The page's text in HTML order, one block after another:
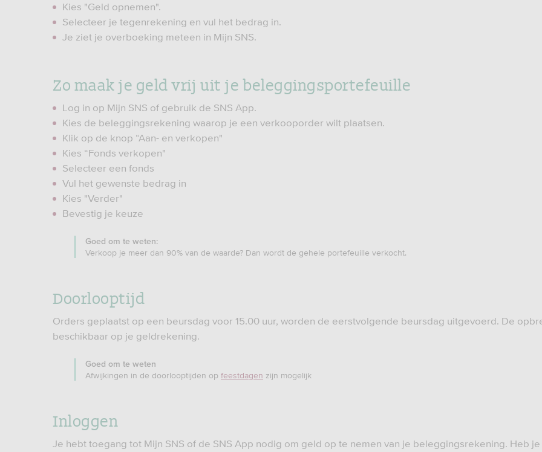
Kies "Geld opnemen".
Selecteer je tegenrekening en vul het bedrag in.
Je ziet je overboeking meteen in Mijn SNS.
Zo maak je geld vrij uit je beleggingsportefeuille
Log in op Mijn SNS of gebruik de SNS App.
Kies de beleggingsrekening waarop je een verkooporder wilt plaatsen.
Klik op de knop “Aan- en verkopen"
Kies “Fonds verkopen"
Selecteer een fonds
Vul het gewenste bedrag in
Kies "Verder"
Bevestig je keuze
Goed om te weten:
Verkoop je meer dan 90% van de waarde? Dan wordt de gehele portefeuille verkocht.
Doorlooptijd
Orders geplaatst op een beursdag voor 15.00 uur, worden de eerstvolgende beursdag uitgevoerd. De
beschikbaar op je geldrekening.
Goed om te weten
Afwijkingen in de doorlooptijden op feestdagen zijn mogelijk
Inloggen
Je hebt toegang tot Mijn SNS of de SNS App nodig om geld op te nemen van je beleggingsrekening. Heb je